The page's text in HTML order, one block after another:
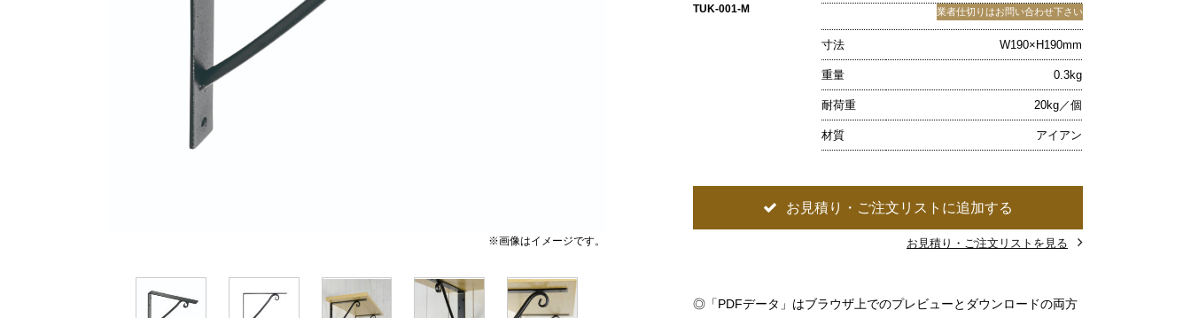
※画像はイメージです。
TUK-001-M 業者仕切りはお問い合わせ下さい
寸法 W190×H190mm
重量 0.3kg
耐荷重 20kg／個
材質 アイアン
お見積り・ご注文リストに追加する
お見積り・ご注文リストを見る
◎ 「PDFデータ」はブラウザ上でのプレビューとダウンロードの両方